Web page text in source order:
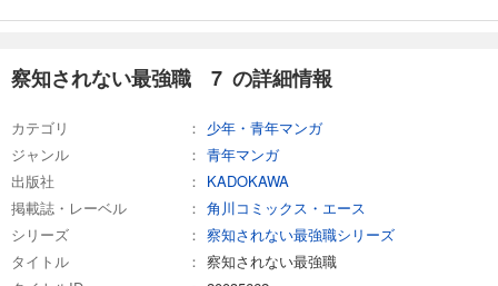
察知されない最強職 7 の詳細情報
カテゴリ
少年・青年マンガ
ジャンル
青年マンガ
出版社
KADOKAWA
掲載誌・レーベル
角川コミックス・エース
シリーズ
察知されない最強職シリーズ
タイトル
察知されない最強職